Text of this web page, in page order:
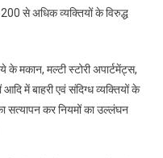
से अधिक व्यक्तियों के विरुद्ध
के मकान, मल्टी स्टोरी अपार्टमेंट्स,
में बाहरी एवं संदिग्ध व्यक्तियों के
सत्यापन कर नियमों का उल्लंघन